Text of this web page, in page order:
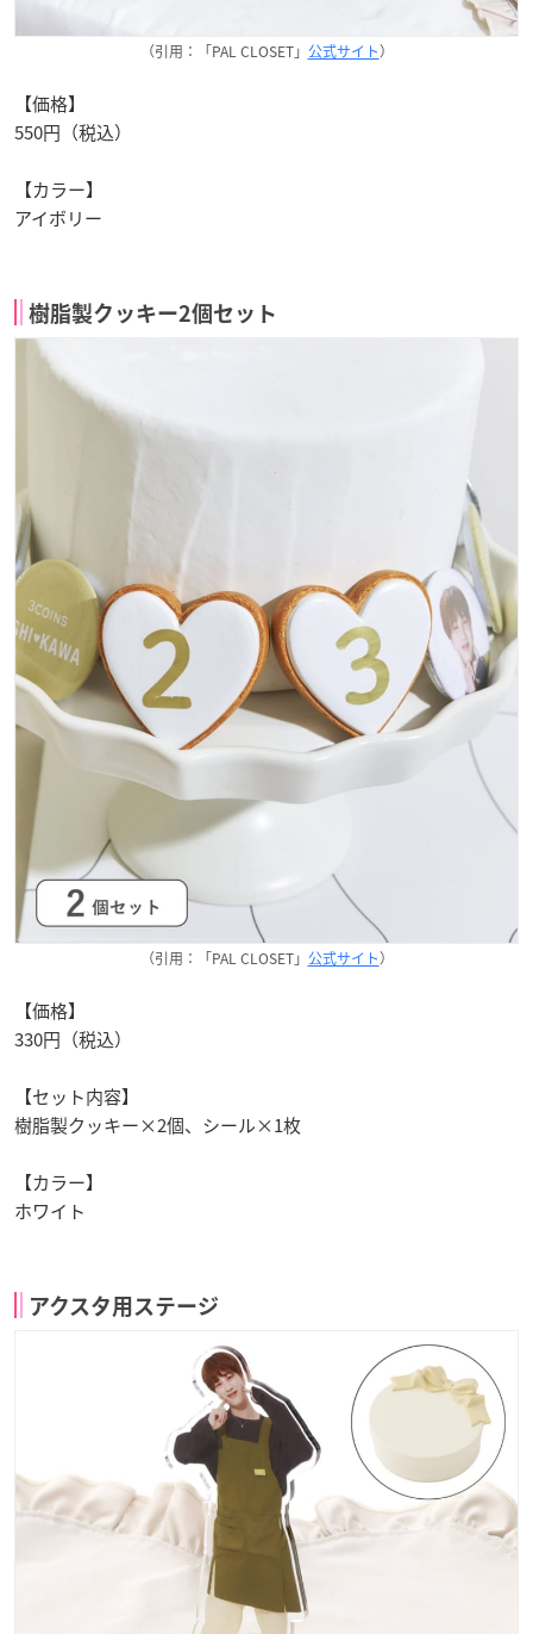
（引用：「PAL CLOSET」 公式サイト）
【価格】
550円（税込）
【カラー】
アイボリー
樹脂製クッキー2個セット
（引用：「PAL CLOSET」 公式サイト）
【価格】
330円（税込）
【セット内容】
樹脂製クッキー×2個、シール×1枚
【カラー】
ホワイト
アクスタ用ステージ